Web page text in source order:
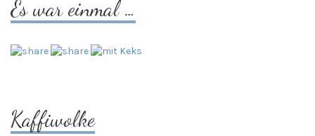
Es war einmal …
Kaffiwolke